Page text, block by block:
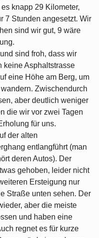
knapp 29 Kilometer,
7 Stunden angesetzt. Wir
sind wir gut, 9 wäre
sind froh, dass wir
keine Asphaltstrasse
eine Höhe am Berg, um
Zwischendurch
aber deutlich weniger
die wir vor zwei Tagen
für uns.
der alten
entlangführt (man
deren Autos). Der
gehoben, leider nicht
Ersteigung nur
Straße unten sehen. Der
aber die meiste
und haben eine
regnet es für kurze